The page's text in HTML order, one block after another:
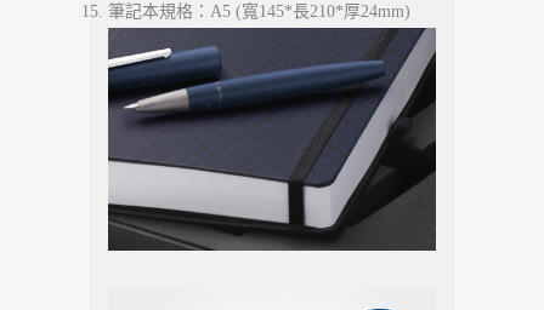
筆記本規格：A5 (寬145*長210*厚24mm)